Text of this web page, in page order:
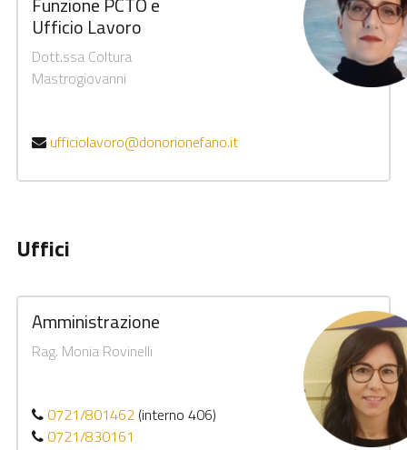
Ufficio Lavoro
Dott.ssa Coltura
Mastrogiovanni
ufficiolavoro@donorionefano.it
Uffici
Amministrazione
Rag. Monia Rovinelli
0721/801462(interno 406)
0721/830161